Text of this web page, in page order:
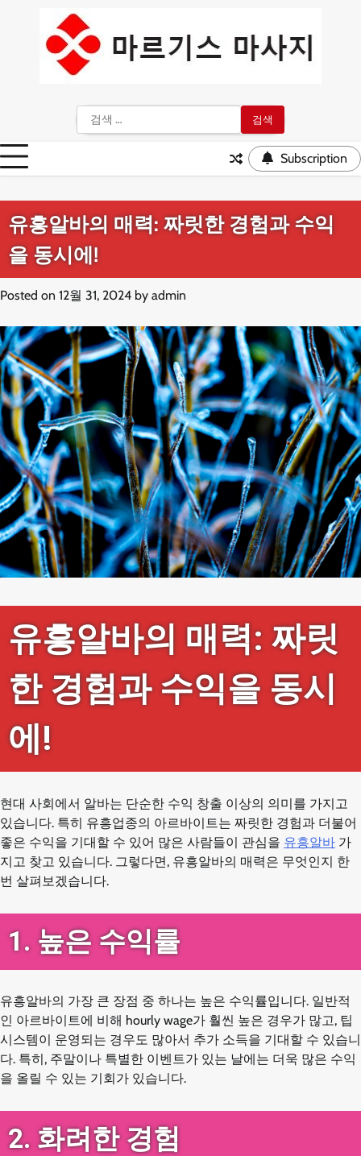
색:
Subscription
유흥알바의 매력: 짜릿한 경험과 수익
을 동시에!
Posted on 12월 31, 2024 by admin
유흥알바의 매력: 짜릿
한 경험과 수익을 동시
에!
현대 사회에서 알바는 단순한 수익 창출 이상의 의미를 가지고
있습니다. 특히 유흥업종의 아르바이트는 짜릿한 경험과 더불어
좋은 수익을 기대할 수 있어 많은 사람들이 관심을 유흥알바 가
지고 찾고 있습니다. 그렇다면, 유흥알바의 매력은 무엇인지 한
번 살펴보겠습니다.
1. 높은 수익률
유흥알바의 가장 큰 장점 중 하나는 높은 수익률입니다. 일반적
인 아르바이트에 비해 hourly wage가 훨씬 높은 경우가 많고, 팁
시스템이 운영되는 경우도 많아서 추가 소득을 기대할 수 있습니
다. 특히, 주말이나 특별한 이벤트가 있는 날에는 더욱 많은 수익
을 올릴 수 있는 기회가 있습니다.
2. 화려한 경험